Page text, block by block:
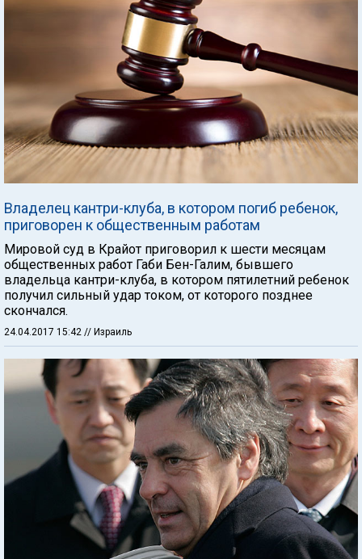
Владелец кантри-клуба, в котором погиб ребенок,
приговорен к общественным работам
Мировой суд в Крайот приговорил к шести месяцам
общественных работ Габи Бен-Галим, бывшего
владельца кантри-клуба, в котором пятилетний ребенок
получил сильный удар током, от которого позднее
скончался.
24.04.2017 15:42 // Израиль